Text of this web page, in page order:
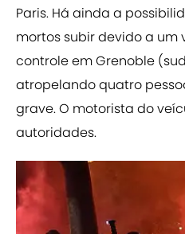
Paris. Há ainda a
mortos subirdevido a um
controle em Grenoble
atropelando quatro
grave. O motorista do
autoridades.